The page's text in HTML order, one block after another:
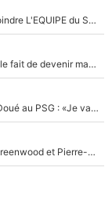
Raymond Domenech a posé ses conditions pour rejoindre L'EQUIPE du Soir : Il refuse de faire l'émission avec un autre chroniqueur !
«C’est l'une des choses qui me fait le plus peur dans le fait de devenir maman» : En couple avec Antoine Dupont, Iris Mittenaere s'inquiète déjà pour ses futurs enfants !
Le transfert de Maghnes Akliouche menace Désiré Doué au PSG : «Je valide à 200%»
«La porte est ouverte pour tout le monde» : Mason Greenwood et Pierre-Emerick Aubameyang ont quitté l'OM, Amine Gouiri balance sur la suite du mercato et sur la réaction du vestiaire !